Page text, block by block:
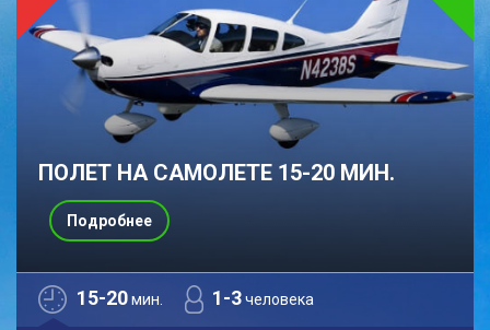
ПОЛЕТ НА САМОЛЕТЕ 15-20 МИН.
15-20мин. 1-3человека
Подробнее